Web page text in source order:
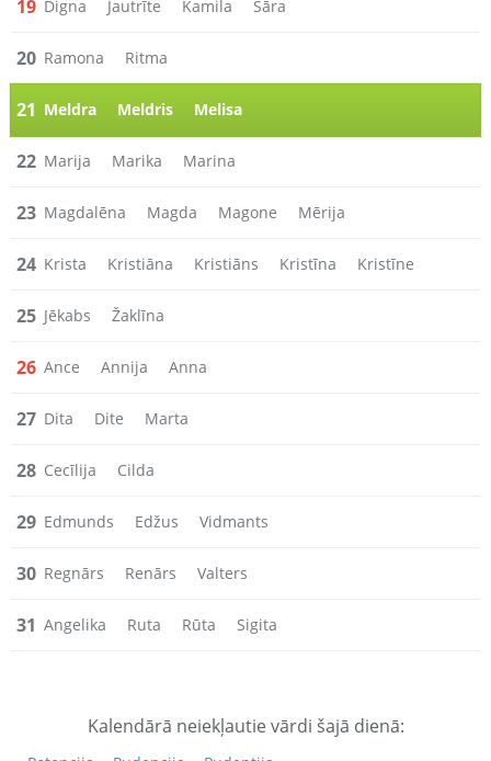
19 Digna Jautrīte Kamila Sāra
20 Ramona Ritma
21 Meldra Meldris Melisa
22 Marija Marika Marina
23 Magdalēna Magda Magone Mērija
24 Krista Kristiāna Kristiāns Kristīna Kristīne
25 Jēkabs Žaklīna
26 Ance Annija Anna
27 Dita Dite Marta
28 Cecīlija Cilda
29 Edmunds Edžus Vidmants
30 Regnārs Renārs Valters
31 Angelika Ruta Rūta Sigita
Kalendārā neiekļautie vārdi šajā dienā: